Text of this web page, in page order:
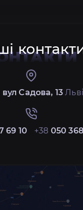
вул Садова, 13
69 10 +38 050